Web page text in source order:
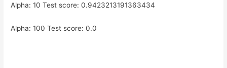
Alpha: 10 Test score: 0.9423213191363434
Alpha: 100 Test score: 0.0